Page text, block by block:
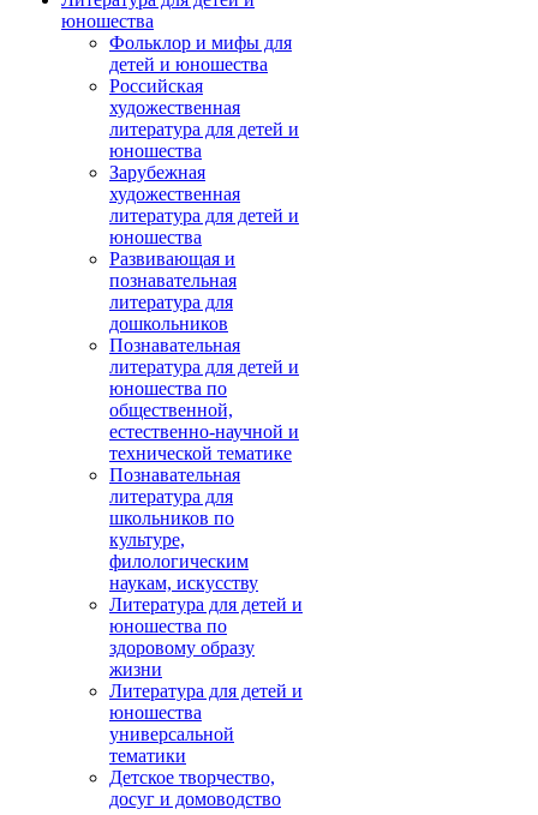
юношества
Фольклор и мифы для
детей и юношества
Российская
художественная
литература для детей и
юношества
Зарубежная
художественная
литература для детей и
юношества
Развивающая и
познавательная
литература для
дошкольников
Познавательная
литература для детей и
юношества по
общественной,
естественно-научной и
технической тематике
Познавательная
литература для
школьников по
культуре,
филологическим
наукам, искусству
Литература для детей и
юношества по
здоровому образу
жизни
Литература для детей и
юношества
универсальной
тематики
Детское творчество,
досуг и домоводство